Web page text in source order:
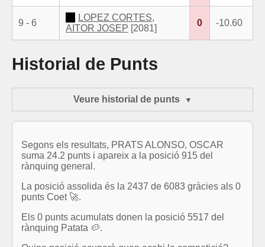
9 - 6
LOPEZ CORTES,
AITOR JOSEP [2081]
0 -10.60
Historial de Punts
Veure historial de punts
Segons els resultats, PRATS ALONSO, OSCAR
suma 24.2 punts i apareix a la posició 915 del
rànquing general.
La posició assolida és la 2437 de 6083 gràcies als 0
punts Coet 🚀.
Els 0 punts acumulats donen la posició 5517 del
rànquing Patata 🥔.